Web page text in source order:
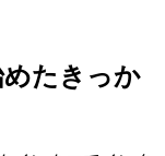
たきっか